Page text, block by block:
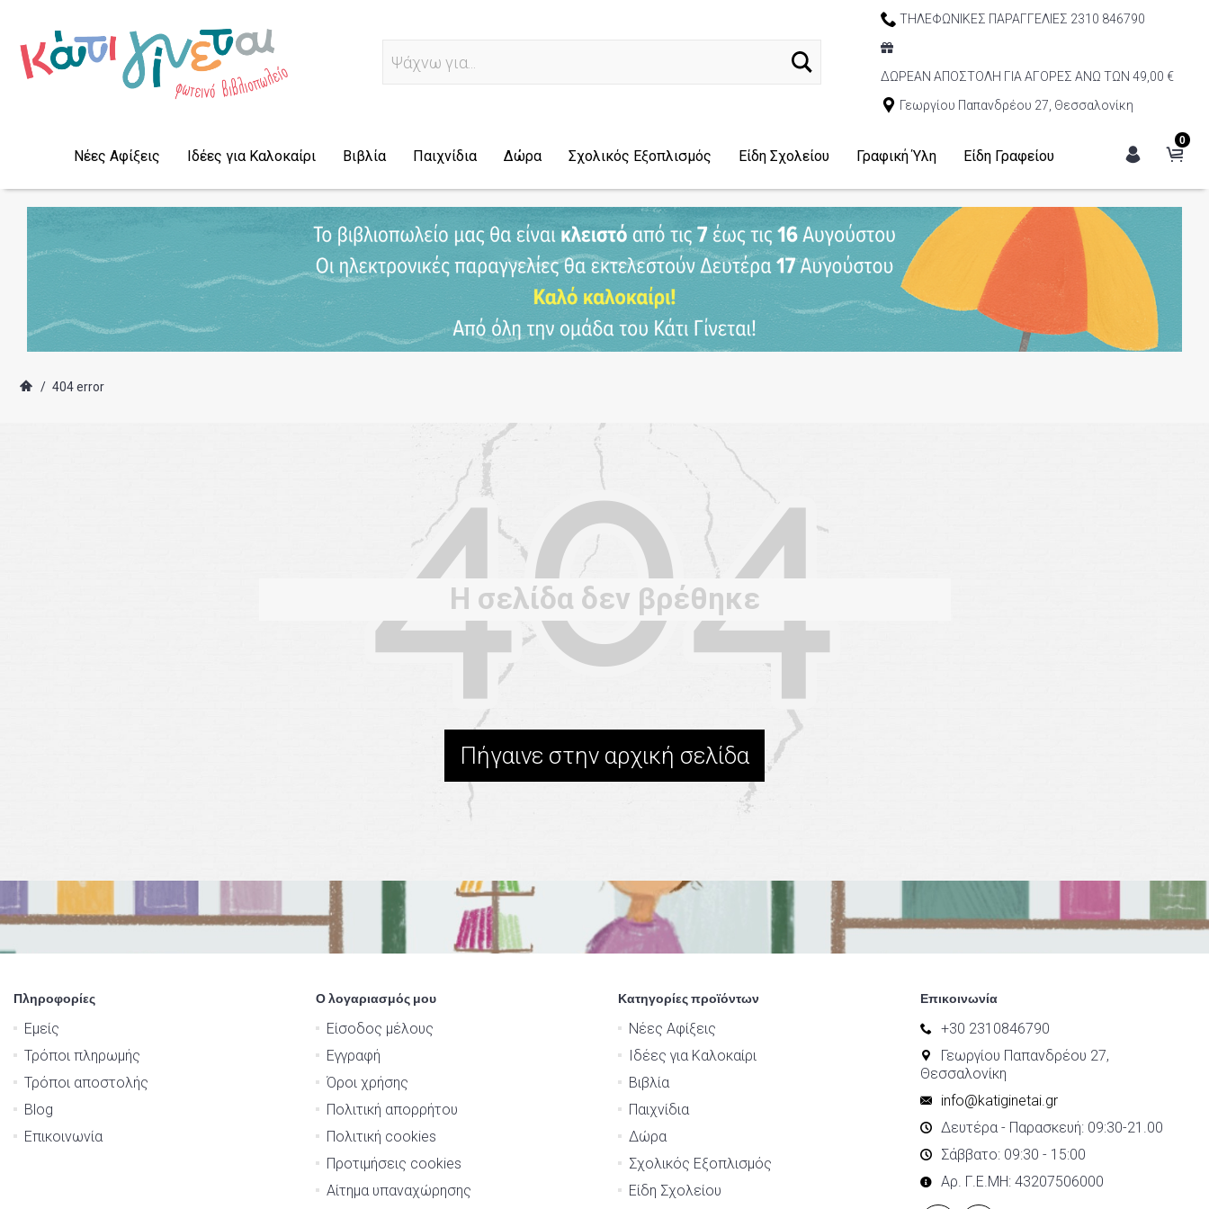
Αναζ
ΤΗΛΕΦΩΝΙΚΕΣ ΠΑΡΑΓΓΕΛΙΕΣ 2310 846790
ΔΩΡΕΑΝ ΑΠΟΣΤΟΛΗ ΓΙΑ ΑΓΟΡΕΣ ΑΝΩ ΤΩΝ 49,00 €
Γεωργίου Παπανδρέου 27, Θεσσαλονίκη
0
Νέες Αφίξεις Ιδέες για Καλοκαίρι Βιβλία Παιχνίδια Δώρα Σχολικός Εξοπλισμός Είδη Σχολείου Γραφική Ύλη Είδη Γραφείου
/ 404 error
Η σελίδα δεν βρέθηκε
Πήγαινε στην αρχική σελίδα
Πληροφορίες
Εμείς
Τρόποι πληρωμής
Τρόποι αποστολής
Blog
Επικοινωνία
Ο λογαριασμός μου
Είσοδος μέλους
Εγγραφή
Όροι χρήσης
Πολιτική απορρήτου
Πολιτική cookies
Προτιμήσεις cookies
Αίτημα υπαναχώρησης
Κατηγορίες προϊόντων
Νέες Αφίξεις
Ιδέες για Καλοκαίρι
Βιβλία
Παιχνίδια
Δώρα
Σχολικός Εξοπλισμός
Είδη Σχολείου
Επικοινωνία
+30 2310846790
Γεωργίου Παπανδρέου 27,
Θεσσαλονίκη
info@katiginetai.gr
Δευτέρα - Παρασκευή: 09:30-21.00
Σάββατο: 09:30 - 15:00
Αρ. Γ.Ε.ΜΗ: 43207506000